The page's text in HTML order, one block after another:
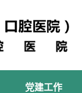
党建工作